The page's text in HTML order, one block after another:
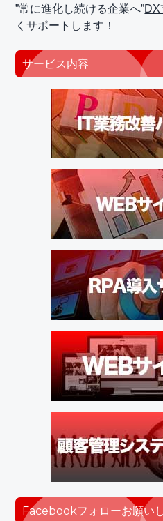
”常に進化し続ける企業へ”DX
くサポートします！
サービス内容
Facebookフォローお願い